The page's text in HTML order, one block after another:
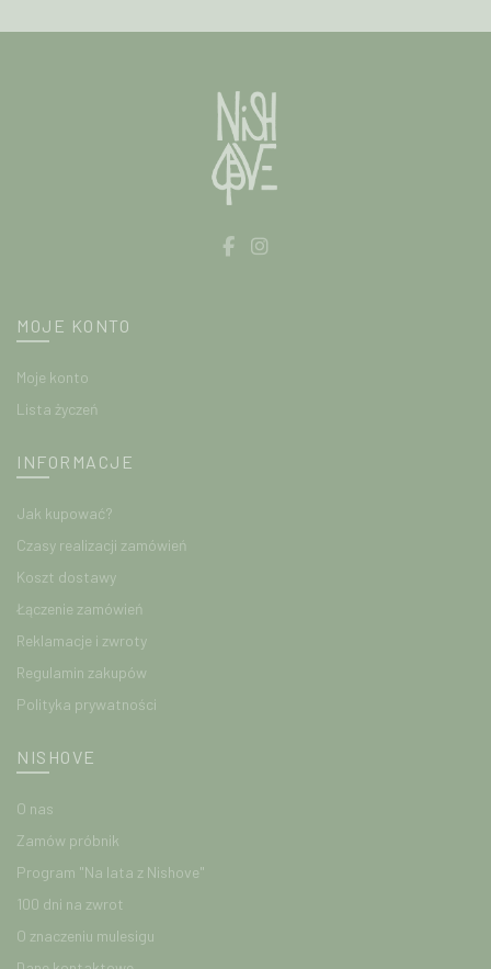
MOJE KONTO
Moje konto
Lista życzeń
INFORMACJE
Jak kupować?
Czasy realizacji zamówień
Koszt dostawy
Łączenie zamówień
Reklamacje i zwroty
Regulamin zakupów
Polityka prywatności
NISHOVE
O nas
Zamów próbnik
Program "Na lata z Nishove"
100 dni na zwrot
O znaczeniu mulesigu